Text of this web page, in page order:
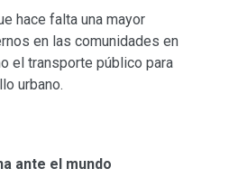
hace falta una mayor
en las comunidades en
el transporte público para
urbano.
ante el mundo